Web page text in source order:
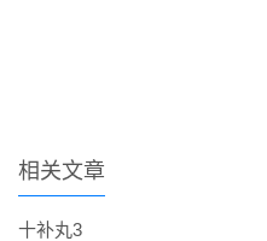
相关文章
十补丸3